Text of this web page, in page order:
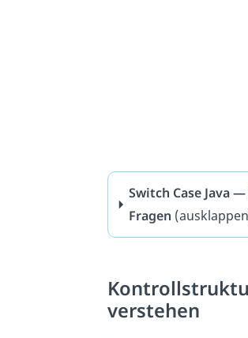
Switch Case Java
Fragen
verstehen